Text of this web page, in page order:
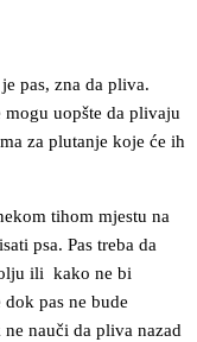
pas, zna da pliva.
uopšte da plivaju
za plutanje koje će ih
tihom mjestu na
psa. Pas treba da
ili kako ne bi
pas ne bude
nauči da pliva nazad